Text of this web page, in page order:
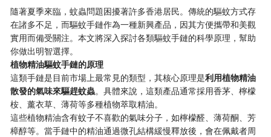
隨著夏季來臨，蚊蟲問題困擾著許多香港居民。傳統的驅蚊方式存
在諸多不足，而驅蚊手鏈作為一種新興產品，因其方便攜帶和美觀
實用而備受關注。本文將深入探討各類驅蚊手鏈的科學原理，幫助
你做出明智選擇。
植物精油驅蚊手鏈的原理
這類手鏈是目前市場上最常見的類型，其核心原理是利用植物精油
散發的氣味來驅趕蚊蟲。具體來說，這類產品通常採用香茅、檸檬
桉、薰衣草、薄荷等多種植物萃取精油。
這些植物精油含有蚊子不喜歡的氣味分子，如檸檬醛、薄荷酮、芳
樟醇等。當手鏈中的精油通過微孔結構緩慢釋放後，會在佩戴者周